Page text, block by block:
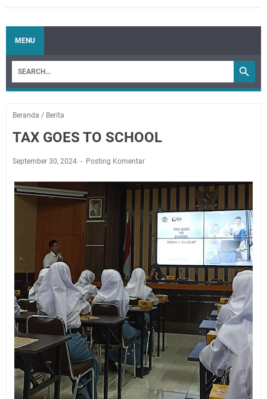
MENU
Beranda / Berita
TAX GOES TO SCHOOL
September 30, 2024 Posting Komentar